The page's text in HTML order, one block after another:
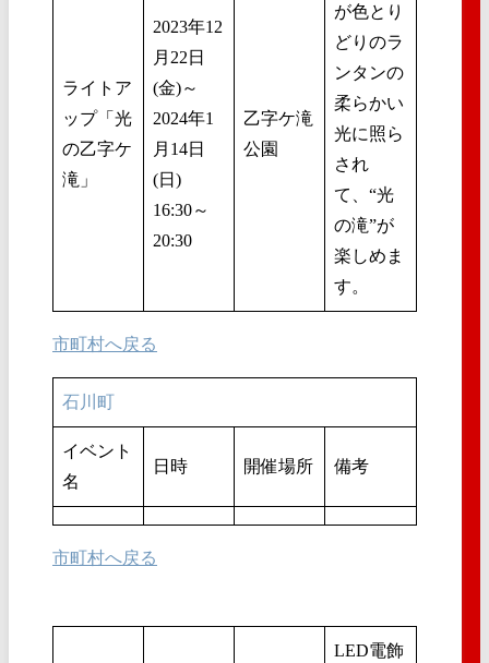
ライトア
ップ「光
の乙字ケ
滝」
2023年12
月22日
(金)～
2024年1
月14日
(日)
16:30～
20:30
乙字ケ滝
公園
が色とり
どりのラ
ンタンの
柔らかい
光に照ら
され
て、“光
の滝”が
楽しめま
す。
市町村へ戻る
石川町
イベント
名
日時 開催場所 備考
市町村へ戻る
LED電飾